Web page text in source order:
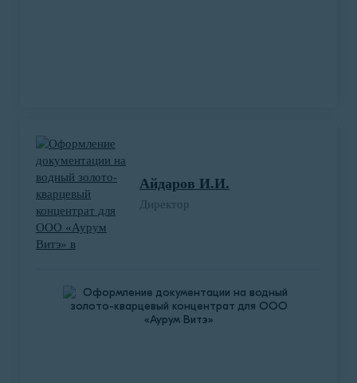
В январе 2021 года представитель санатория
обратился к нам с целью разработки системы
ХАССП для столовой с диетическим меню.
Санаторий находится в д. Подъяково
Кемеровской области и оказывает санаторно-
Айдаров И.И.
Директор